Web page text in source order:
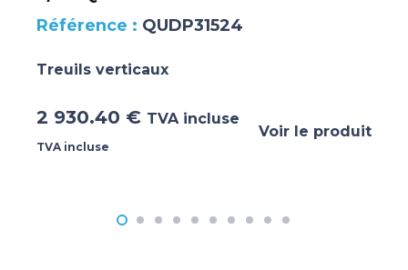
QUDP31524
Treuils verticaux
2 930.40 € TVA incluse
TVA incluse
Voir le produit